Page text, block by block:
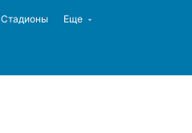
Стадионы Еще